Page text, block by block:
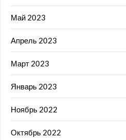
Май 2023
Апрель 2023
Март 2023
Январь 2023
Ноябрь 2022
Октябрь 2022